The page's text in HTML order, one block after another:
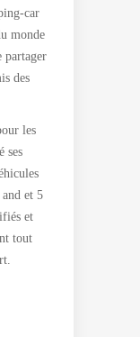
car
monde
partager
des
les
ses
et 5
et
tout